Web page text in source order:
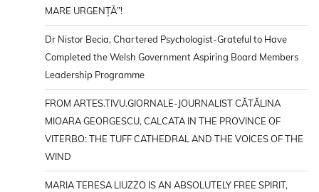
MARE URGENȚĂ”!
Dr Nistor Becia, Chartered Psychologist-Grateful to Have
Completed the Welsh Government Aspiring Board Members
Leadership Programme
FROM ARTES.TIVU.GIORNALE-JOURNALIST CĂTĂLINA
MIOARA GEORGESCU, CALCATA IN THE PROVINCE OF
VITERBO: THE TUFF CATHEDRAL AND THE VOICES OF THE
WIND
MARIA TERESA LIUZZO IS AN ABSOLUTELY FREE SPIRIT,